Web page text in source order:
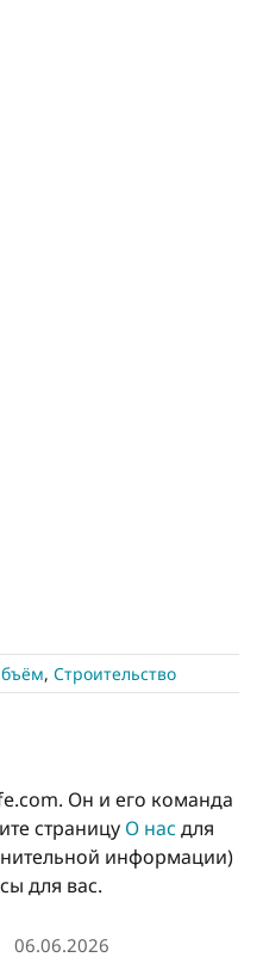
, Строительство
Он и его команда
страницу О нас для
информации)
для вас.
06.06.2026